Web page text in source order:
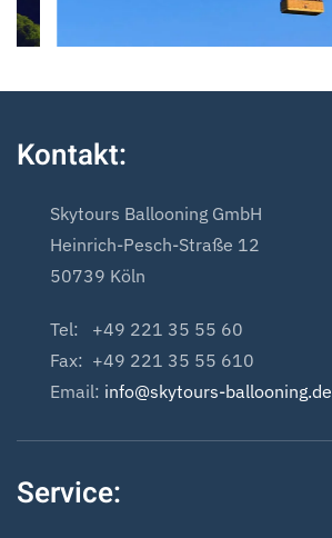
Kontakt:
Skytours Ballooning GmbH
Heinrich-Pesch-Straße 12
50739 Köln
Tel: +49 221 35 55 60
Fax: +49 221 35 55 610
Email: info@skytours-ballooning.de
Service: